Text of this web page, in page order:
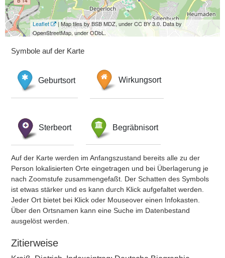
Leaflet
| Map tiles by BSB MDZ, under CC BY 3.0. Data by
OpenStreetMap, under ODbL.
Symbole auf der Karte
Geburtsort Wirkungsort
Sterbeort Begräbnisort
Auf der Karte werden im Anfangszustand bereits alle zu der
Person lokalisierten Orte eingetragen und bei Überlagerung je
nach Zoomstufe zusammengefaßt. Der Schatten des Symbols
ist etwas stärker und es kann durch Klick aufgefaltet werden.
Jeder Ort bietet bei Klick oder Mouseover einen Infokasten.
Über den Ortsnamen kann eine Suche im Datenbestand
ausgelöst werden.
Zitierweise